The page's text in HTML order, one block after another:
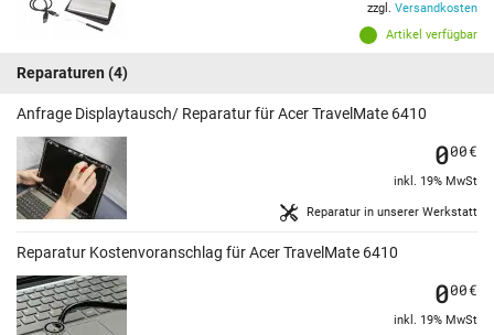
Artikel verfügbar
zzgl. Versandkosten
Reparaturen (4)
Anfrage Displaytausch/ Reparatur für Acer TravelMate 6410
Reparatur in unserer Werkstatt
000€
inkl. 19% MwSt
Reparatur Kostenvoranschlag für Acer TravelMate 6410
000€
inkl. 19% MwSt